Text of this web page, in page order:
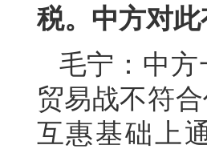
税。中方对
毛宁：中
贸易战不符
互惠基础上